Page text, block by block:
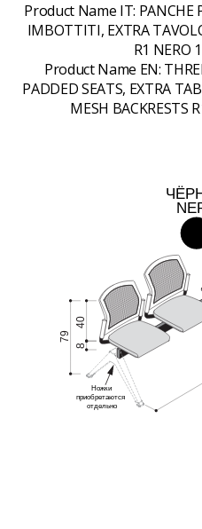
Product Name IT: PANCHE
IMBOTTITI, EXTRA
R1 NERO
Product Name EN:
PADDED SEATS, EXTRA
MESH BACKRESTS